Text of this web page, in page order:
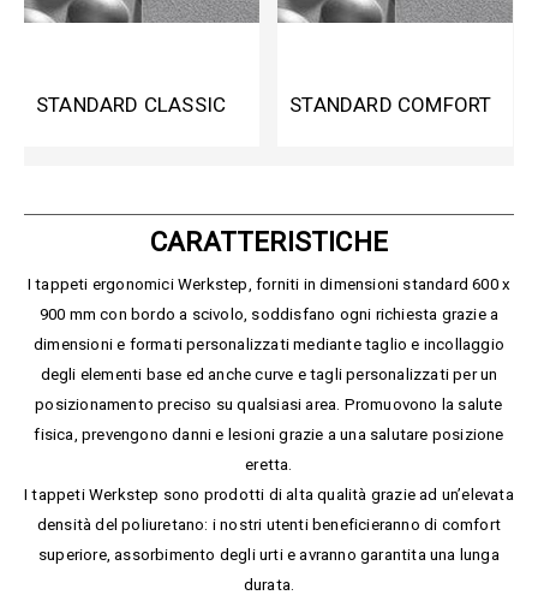
STANDARD CLASSIC STANDARD COMFORT
CARATTERISTICHE
I tappeti ergonomici Werkstep, forniti in dimensioni standard 600 x
900 mm con bordo a scivolo, soddisfano ogni richiesta grazie a
dimensioni e formati personalizzati mediante taglio e incollaggio
degli elementi base ed anche curve e tagli personalizzati per un
posizionamento preciso su qualsiasi area. Promuovono la salute
fisica, prevengono danni e lesioni grazie a una salutare posizione
eretta.
I tappeti Werkstep sono prodotti di alta qualità grazie ad un’elevata
densità del poliuretano: i nostri utenti beneficieranno di comfort
superiore, assorbimento degli urti e avranno garantita una lunga
durata.